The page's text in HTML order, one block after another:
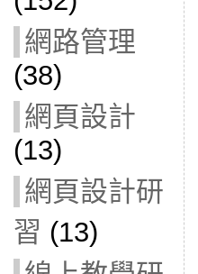
網路管理
(38)
網頁設計
(13)
網頁設計研
習 (13)